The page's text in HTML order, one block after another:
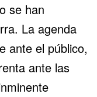
se han
La agenda
ante el público,
ante las